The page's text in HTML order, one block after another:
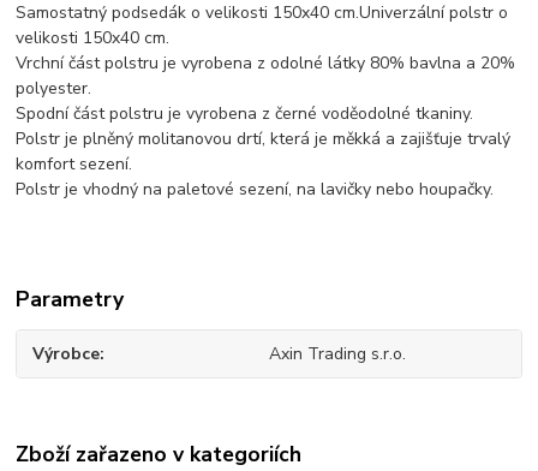
Samostatný podsedák o velikosti 150x40 cm.Univerzální polstr o
velikosti 150x40 cm.
Vrchní část polstru je vyrobena z odolné látky 80% bavlna a 20%
polyester.
Spodní část polstru je vyrobena z černé voděodolné tkaniny.
Polstr je plněný molitanovou drtí, která je měkká a zajišťuje trvalý
komfort sezení.
Polstr je vhodný na paletové sezení, na lavičky nebo houpačky.
Parametry
Výrobce Axin Trading s.r.o.
Zboží zařazeno v kategoriích